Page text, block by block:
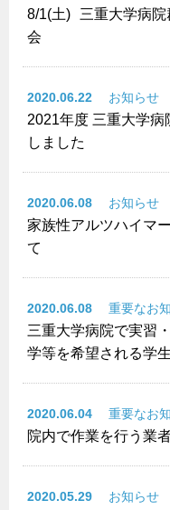
8/1(土)
三重大学病
会
2020.06.22 お知らせ
2021年度 三重大学病
しました
2020.06.08 お知らせ
家族性アルツハイマ
て
2020.06.08 重要なお
三重大学病院で実習
学等を希望される学
2020.06.04 重要なお
院内で作業を行う業
2020.05.29 お知らせ